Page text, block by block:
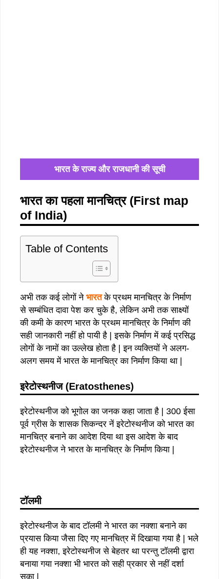
भारत के राज्य और राजधानी की सूची
भारत का पहला मानचित्र (First map
of India)
Table of Contents
अभी तक कई लोगों ने भारतके प्रथम मानचित्र के निर्माण
से सम्बंधित दावा पेश कर चुके है, लेकिन अभी तक साक्ष्यों
की कमी के कारण भारत के प्रथम मानचित्र के निर्माण की
सही जानकारी नहीं हो पायी है | इसके निर्माण में कई प्रसिद्ध
लोगों के नामों का उल्लेख होता है | इन व्यक्तियों ने अलग-
अलग समय में भारत के मानचित्र का निर्माण किया था |
इरेटोस्थनीज (Eratosthenes)
इरेटोस्थनीज को भूगोल का जनक कहा जाता है | 300 ईसा
पूर्व ग्रीस के शासक सिकन्दर नें इरेटोस्थनीज को भारत का
मानचित्र बनाने का आदेश दिया था इस आदेश के बाद
इरेटोस्थनीज ने भारत के मानचित्र के निर्माण किया |
टॉलमी
इरेटोस्थनीज के बाद टॉलमी ने भारत का नक्शा बनाने का
प्रयास किया जैसा दिए गए मानचित्र में दिखाया गया है | भले
ही यह नक्शा, इरेटोस्थनीज से बेहतर था परन्तु टॉलमी द्वारा
बनाया गया नक्शा भी भारत को सही प्रकार से नहीं दर्शा
सका |